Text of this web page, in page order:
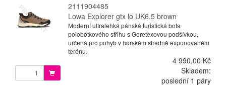
2111904485
Lowa Explorer gtx lo UK6,5 brown
Moderní ultralehká pánská turistická bota
polobotkového střihu s Goretexovou podšívkou,
určená pro pohyb v horském středně exponovaném
terénu.
4 990,00 Kč
Skladem:
poslední 1 páry